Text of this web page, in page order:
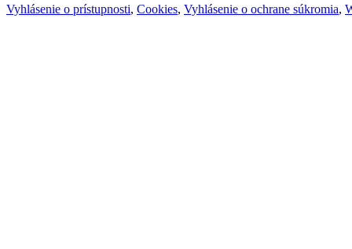
Vyhlásenie o prístupnosti, Cookies, Vyhlásenie o ochrane súkromia,